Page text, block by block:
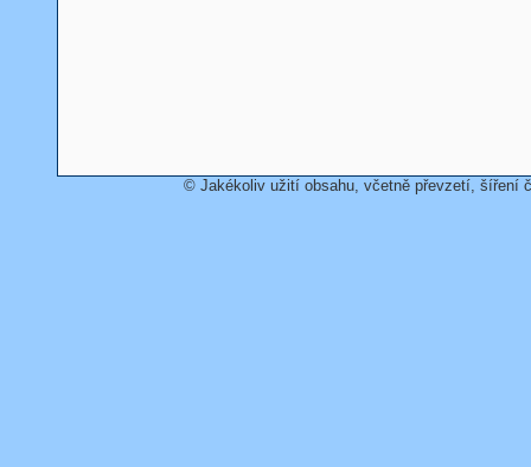
© Jakékoliv užití obsahu, včetně převzetí, šíření